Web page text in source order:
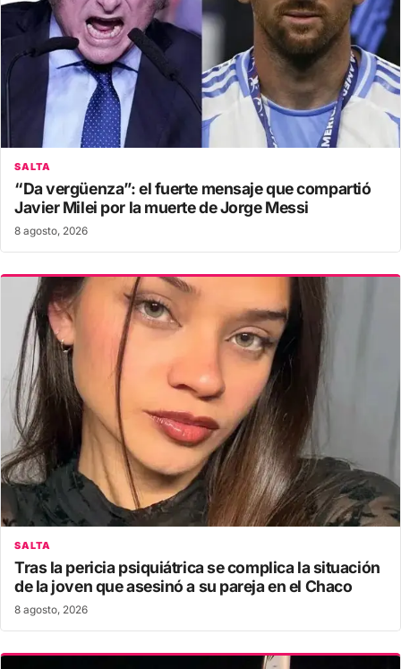
SALTA
“Da vergüenza”: el fuerte mensaje que compartió
Javier Milei por la muerte de Jorge Messi
8 agosto, 2026
SALTA
Tras la pericia psiquiátrica se complica la situación
de la joven que asesinó a su pareja en el Chaco
8 agosto, 2026